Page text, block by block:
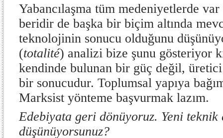
Yabancılaşma tüm medeniyetlerde
beridir de başka bir biçim altında
teknolojinin sonucu olduğunu
(totalité) analizi bize şunu gösteriyor
kendinde bulunan bir güç değil,
bir sonucudur. Toplumsal yapıya
Marksist yönteme başvurmak lazım.
Edebiyata geri dönüyoruz. Yeni teknik
düşünüyorsunuz?